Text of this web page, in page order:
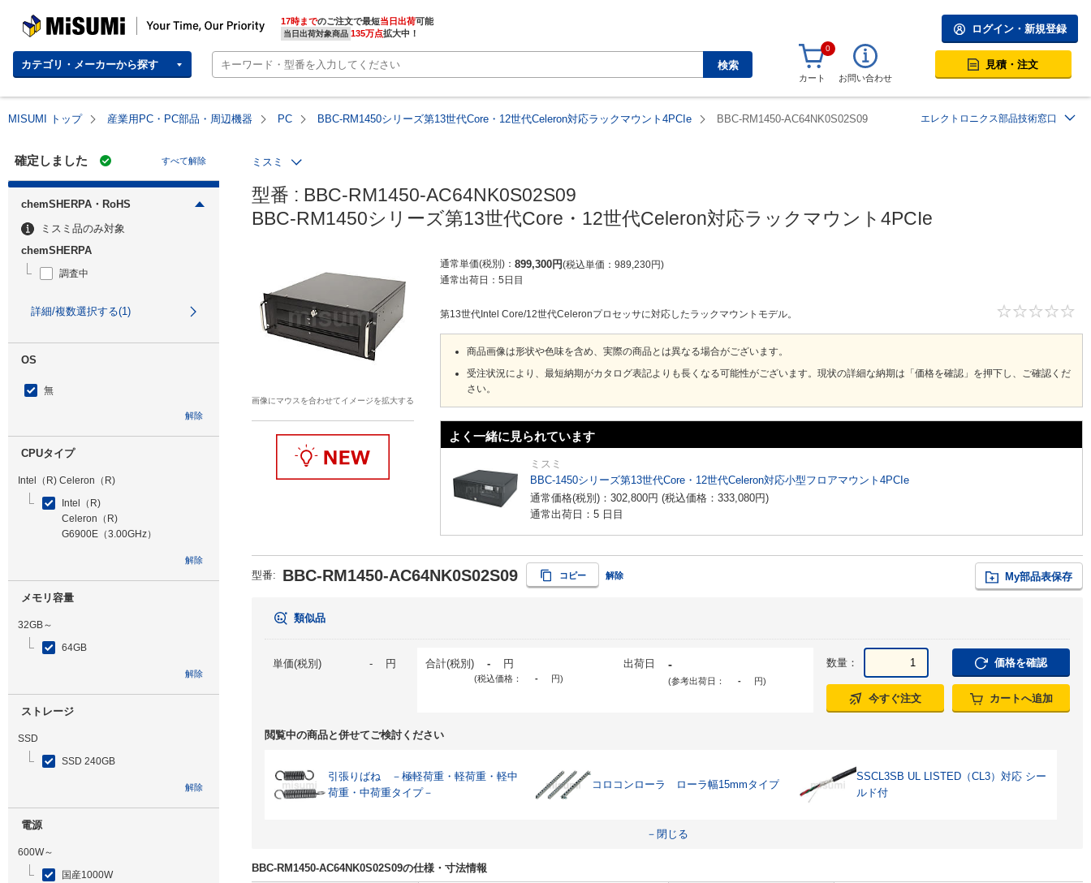
MISUMI | Your Time, Our Priority 17時までのご注文で最短当日出荷
当日出荷対象商品 135万点拡大中！
カテゴリ・メーカーから探す 検索
ログイン・新規登録
0
カート お問い合わせ
見積・注文
MISUMI トップ 産業用PC・PC部品・周辺機器 PC BBC-RM1450シリーズ第13世代Core・12世代Celeron対応ラックマウント4PCIe BBC-RM1450-AC64NK0S02S09 エレクトロニクス部品技術窓口
確定しました すべて解除
chemSHERPA・RoHS
ミスミ品のみ対象
chemSHERPA
調査中
詳細/複数選択する(1)
OS
無
解除
CPUタイプ
Intel（R) Celeron（R)
Intel（R)
Celeron（R)
G6900E（3.00GHz）
解除
メモリ容量
32GB～
64GB
解除
ストレージ
SSD
SSD 240GB
解除
電源
600W～
国産1000W
ミスミ
型番 : BBC-RM1450-AC64NK0S02S09
BBC-RM1450シリーズ第13世代Core・12世代Celeron対応ラックマウント4PCIe
画像にマウスを合わせてイメージを拡大する
通常単価(税別) 899,300円 税込単価 989,230円
通常出荷日： 5日目
第13世代Intel Core/12世代Celeronプロセッサに対応したラックマウントモデル。
商品画像は形状や色味を含め、実際の商品とは異なる場合がございます。
受注状況により、最短納期がカタログ表記よりも長くなる可能性がございます。現状の詳細な納期は「価格を確認」を押下し、ご確認くだ
さい。
よく一緒に見られています
ミスミ
BBC-1450シリーズ第13世代Core・12世代Celeron対応小型フロアマウント4PCIe
通常価格(税別)： 302,800円 (税込価格： 333,080円)
通常出荷日：5 日目
型番: BBC-RM1450-AC64NK0S02S09 コピー 解除 My部品表保存
類似品
単価(税別) - 円 合計(税別) - 円
(税込価格： - 円)
出荷日 -
(参考出荷日： - 円)
数量： 価格を確認
今すぐ注文 カートへ追加
閲覧中の商品と併せてご検討ください
引張りばね －極軽荷重・軽荷重・軽中
荷重・中荷重タイプ－
コロコンローラ ローラ幅15mmタイプ
SSCL3SB UL LISTED（CL3）対応 シー
ルド付
－閉じる
BBC-RM1450-AC64NK0S02S09の仕様・寸法情報